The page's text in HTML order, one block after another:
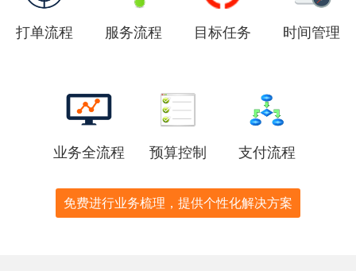
打单流程 服务流程 目标任务 时间管理
业务全流程 预算控制 支付流程
免费进行业务梳理，提供个性化解决方案